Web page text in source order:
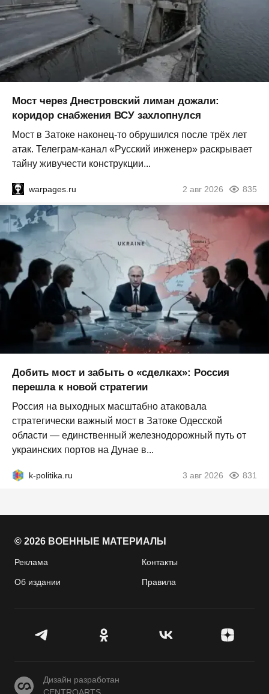
Мост через Днестровский лиман дожали:
коридор снабжения ВСУ захлопнулся
Мост в Затоке наконец-то обрушился после трёх лет
атак. Телеграм-канал «Русский инженер» раскрывает
тайну живучести конструкции...
warpages.ru 2 авг 2026 835
Добить мост и забыть о «сделках»: Россия
перешла к новой стратегии
Россия на выходных масштабно атаковала
стратегически важный мост в Затоке Одесской
области — единственный железнодорожный путь от
украинских портов на Дунае в...
k-politika.ru 3 авг 2026 831
© 2026 ВОЕННЫЕ МАТЕРИАЛЫ
Реклама Контакты
Об издании Правила